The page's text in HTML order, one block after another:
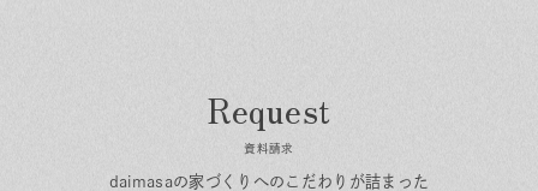
資料請求
daimasaの家づくりへのこだわりが詰まった